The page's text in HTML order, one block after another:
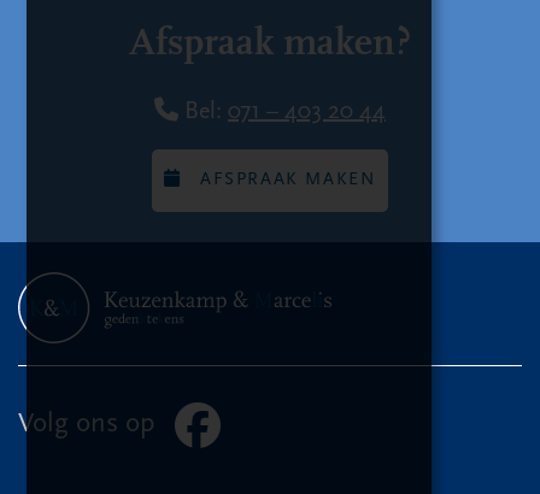
Afspraak maken?
Bel: 071 – 403 20 44
AFSPRAAK MAKEN
Volg ons op